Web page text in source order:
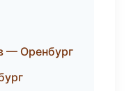
— Оренбург